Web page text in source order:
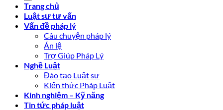
Trang chủ
Luật sư tư vấn
Vấn đề pháp lý
Câu chuyện pháp lý
Án lệ
Trợ Giúp Pháp Lý
Nghề Luật
Đào tạo Luật sư
Kiến thức Pháp Luật
Kinh nghiệm – Kỹ năng
Tin tức pháp luật